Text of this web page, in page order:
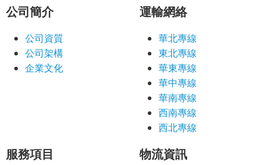
公司簡介
公司資質
公司架構
企業文化
運輸網絡
華北專線
東北專線
華東專線
華中專線
華南專線
西南專線
西北專線
服務項目 物流資訊